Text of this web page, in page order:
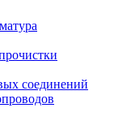
соединений